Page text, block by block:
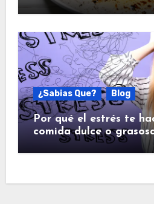
¿Sabias Que? Blog
Por qué el estrés te
comida dulce o